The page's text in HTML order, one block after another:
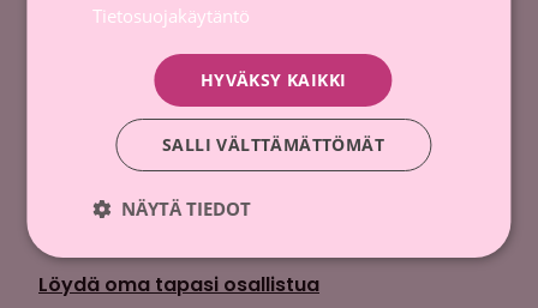
Tietosuojaseloste
Ota yhteyttä
Tilaa uutiskirje
Lahjoita
Löydä oma tapasi osallistua
Tietosuojakäytäntö
HYVÄKSY KAIKKI
SALLI VÄLTTÄMÄTTÖMÄT
NÄYTÄ TIEDOT